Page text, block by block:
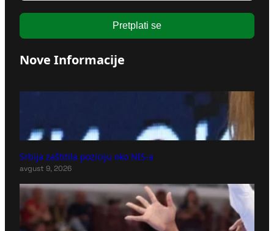
Pretplati se
Nove Informacije
Srbija zaštitila poziciju oko NIS-a
avgust 9, 2026